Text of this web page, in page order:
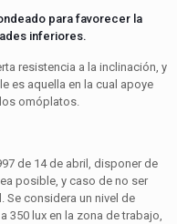
para favorecer la
inferiores.
resistencia a la inclinación, y
es aquella en la cual apoye
omóplatos.
de 14 de abril, disponer de
posible, y caso de no ser
Se considera un nivel de
350 lux en la zona de trabajo,